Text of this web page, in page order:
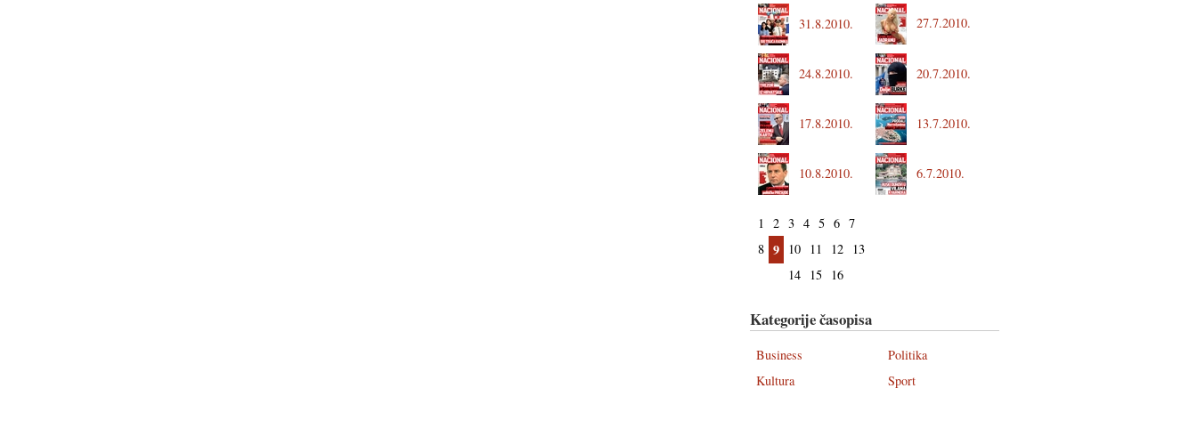
31.8.2010. 27.7.2010.
24.8.2010. 20.7.2010.
17.8.2010. 13.7.2010.
10.8.2010. 6.7.2010.
1 2 3 4 5 6 7
8 9 10 11 12
13
14
15 16
Kategorije časopisa
Business
Kultura
Politika
Sport